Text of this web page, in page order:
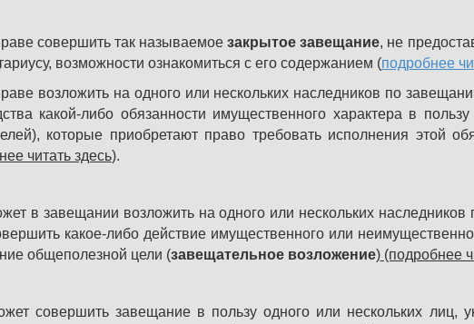
совершить так называемоезакрытое завещание, не
возможности ознакомиться с его содержанием (подробнее
возложить на одного или нескольких наследников по
какой-либо обязанности имущественного характера в
которые приобретают право требовать исполнения этой
читать здесь).
в завещании возложить на одного или нескольких
какое-либо действие имущественного или
общеполезной цели (завещательное возложение)(подробнее
совершить завещание в пользу одного или нескольких лиц,